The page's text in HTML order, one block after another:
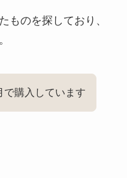
ものを探しており、
で購入しています